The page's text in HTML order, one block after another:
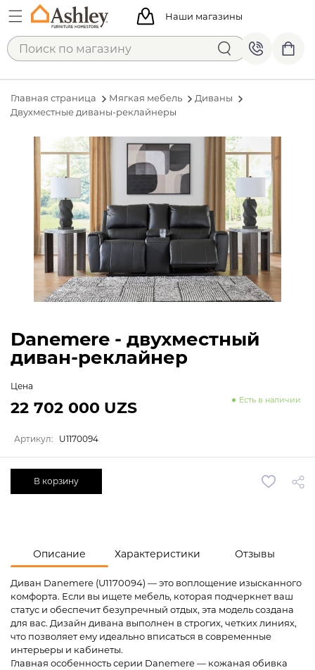
Наши магазины
Главная страница Мягкая мебель
Диваны
Двухместные диваны-реклайнеры
Описание Характеристики Отзывы
Диван Danemere (U1170094) — это воплощение изысканного
комфорта. Если вы ищете мебель, которая подчеркнет ваш
статус и обеспечит безупречный отдых, эта модель создана
для вас. Дизайн дивана выполнен в строгих, четких линиях,
что позволяет ему идеально вписаться в современные
интерьеры и кабинеты.
Главная особенность серии Danemere — кожаная обивка
Danemere - двухместный
диван-реклайнер
Цена
Есть в наличии
22 702 000 UZS
Артикул: U1170094
В корзину